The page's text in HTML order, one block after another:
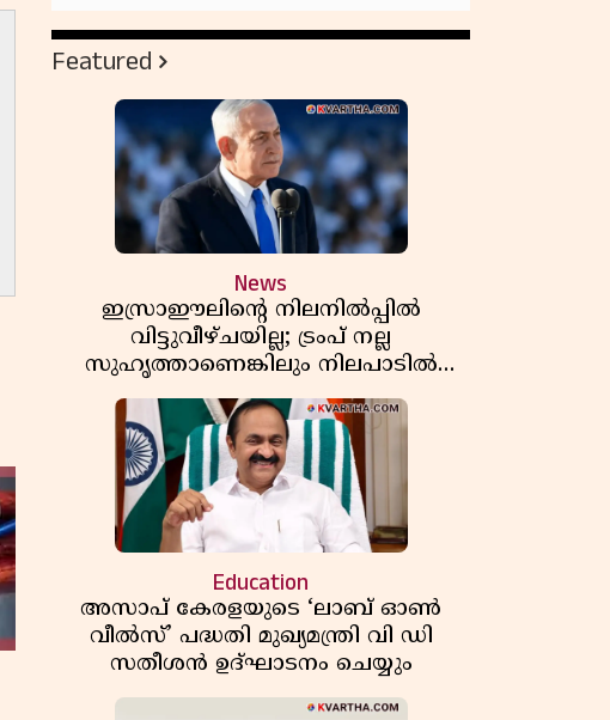
Featured
News
ഇസ്രാഈലിന്റെ നിലനിൽപ്പിൽ
വിട്ടുവീഴ്ചയില്ല; ട്രംപ് നല്ല
സുഹൃത്താണെങ്കിലും നിലപാടിൽ
മാറ്റമില്ലെന്ന് നെതന്യാഹു; ഹോർമുസ്
പാതയിൽ ഇറാൻ-ഒമാൻ ധാരണ,
തടസ്സമായി യുഎസ് ഭീഷണി
Education
അസാപ് കേരളയുടെ ‘ലാബ് ഓൺ
വീൽസ്’ പദ്ധതി മുഖ്യമന്ത്രി വി ഡി
സതീശൻ ഉദ്ഘാടനം ചെയ്യും